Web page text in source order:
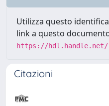
Utilizza questo
link a questo
https://hdl.handle.net/
Citazioni